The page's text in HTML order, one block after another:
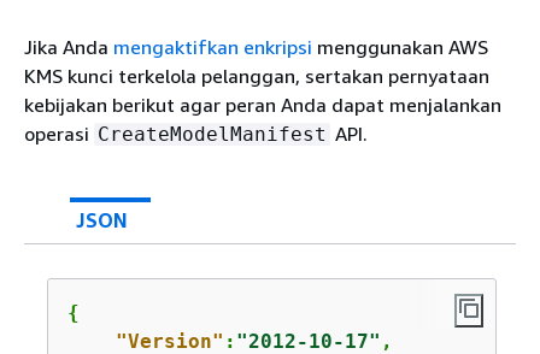
Jika Anda mengaktifkan enkripsi menggunakan AWS
KMS kunci terkelola pelanggan, sertakan pernyataan
kebijakan berikut agar peran Anda dapat menjalankan
operasi CreateModelManifest API.
JSON
{
"Version" : "2012-10-17" ,